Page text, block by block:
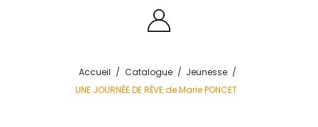
Accueil Catalogue
Jeunesse
UNE JOURNÉE DE RÊVE de Marie PONCET